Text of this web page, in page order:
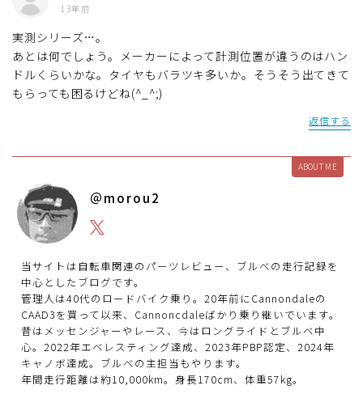
13年前
実測シリーズ…。
あとは何でしょう。メーカーによって計測位置が違うのはハン
ドルくらいかな。タイヤもバラツキ多いか。そうそう出てきて
もらっても困るけどね(^_^;)
返信する
ABOUT ME
＠morou2
当サイトは自転車関連のパーツレビュー、ブルべの走行記録を
中心としたブログです。
管理人は40代のロードバイク乗り。20年前にCannondaleの
CAAD3を買って以来、Cannoncdaleばかり乗り継いでいます。
昔はメッセンジャーやレース、今はロングライドとブルベ中
心。2022年エベレスティング達成、2023年PBP認定、2024年
キャノボ達成。ブルべの主担当もやります。
年間走行距離は約10,000km。身長170cm、体重57kg。